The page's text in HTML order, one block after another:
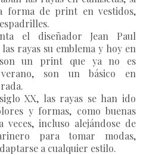
forma de print en vestidos,
el diseñador Jean Paul
rayas su emblema y hoy en
un print que ya no es
son un básico en
XX, las rayas se han ido
y formas, como buenas
veces, incluso alejándose de
para tomar modas,
a cualquier estilo.